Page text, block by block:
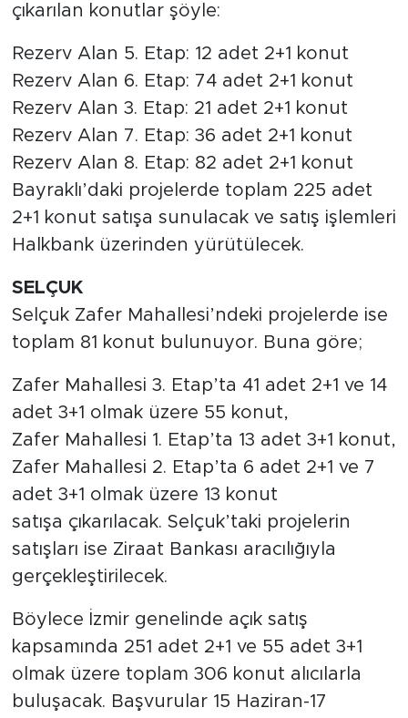
çıkarılan konutlar şöyle:
Rezerv Alan 5. Etap: 12 adet 2+1 konut
Rezerv Alan 6. Etap: 74 adet 2+1 konut
Rezerv Alan 3. Etap: 21 adet 2+1 konut
Rezerv Alan 7. Etap: 36 adet 2+1 konut
Rezerv Alan 8. Etap: 82 adet 2+1 konut
Bayraklı’daki projelerde toplam 225 adet
2+1 konut satışa sunulacak ve satış işlemleri
Halkbank üzerinden yürütülecek.
SELÇUK
Selçuk Zafer Mahallesi’ndeki projelerde ise
toplam 81 konut bulunuyor. Buna göre;
Zafer Mahallesi 3. Etap’ta 41 adet 2+1 ve 14
adet 3+1 olmak üzere 55 konut,
Zafer Mahallesi 1. Etap’ta 13 adet 3+1 konut,
Zafer Mahallesi 2. Etap’ta 6 adet 2+1 ve 7
adet 3+1 olmak üzere 13 konut
satışa çıkarılacak. Selçuk’taki projelerin
satışları ise Ziraat Bankası aracılığıyla
gerçekleştirilecek.
Böylece İzmir genelinde açık satış
kapsamında 251 adet 2+1 ve 55 adet 3+1
olmak üzere toplam 306 konut alıcılarla
buluşacak. Başvurular 15 Haziran-17